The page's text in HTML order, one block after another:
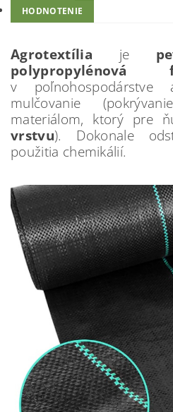
HODNOTENIE
Agrotextília je
polypropylénová
v
mulčovanie
materiálom, ktorý pre
vrstvu). Dokonale
použitia chemikálií.